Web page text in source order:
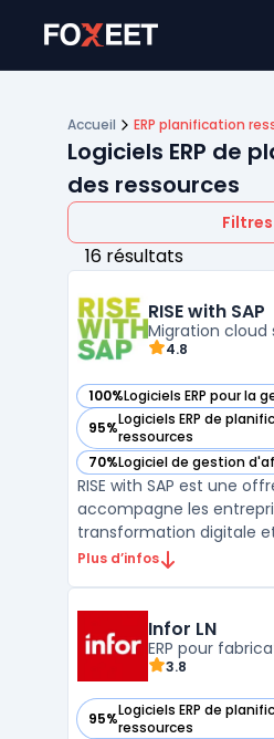
Accueil ERP planification
Logiciels ERP de
des ressources
Filtres
16 résultats
RISE with SAP
Migration cloud
4.8
100%Logiciels ERP pour la
— voir RISE with SAP dans
95%Logiciels ERP de
ressources
— voir RISE with SAP dans
70%Logiciel de gestion
— voir RISE with SAP dans
RISE with SAP est une
accompagne les
transformation digitale
vers le cloud. Conçue
services et des
besoins spécifi ...
Plus d’infos
Infor LN
ERP pour
3.8
95%Logiciels ERP de
ressources
— voir Infor LN dans cette